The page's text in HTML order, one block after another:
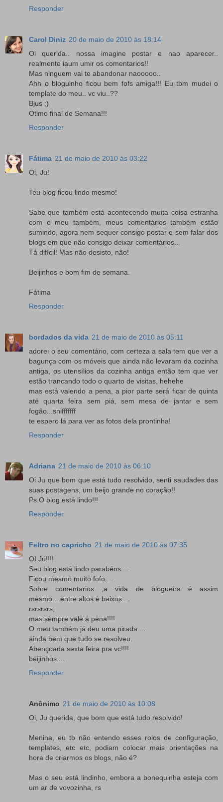
Responder
Carol Diniz 20 de maio de 2010 às 18:14
Oi querida.. nossa imagine postar e nao aparecer..
realmente iaum umir os comentarios!!
Mas ninguem vai te abandonar naooooo..
Ahh o bloguinho ficou bem fofs amiga!!! Eu tbm mudei o
template do meu.. vc viu..??
Bjus ;)
Otimo final de Semana!!!
Responder
Fátima 21 de maio de 2010 às 03:22
Oi, Ju!
Teu blog ficou lindo mesmo!
Sabe que também está acontecendo muita coisa estranha
com o meu também, meus comentários também estão
sumindo, agora nem sequer consigo postar e sem falar dos
blogs em que não consigo deixar comentários...
Tá difícil! Mas não desisto, não!
Beijinhos e bom fim de semana.
Fátima
Responder
bordados da vida 21 de maio de 2010 às 05:11
adorei o seu comentário, com certeza a sala tem que ver a
bagunça com os móveis que ainda não levaram da cozinha
antiga, os utensílios da cozinha antiga então tem que ver
estão trancando todo o quarto de visitas, hehehe
mas está valendo a pena, a pior parte será ficar de quinta
até quarta feira sem piá, sem mesa de jantar e sem
fogão...snifffffff
te espero lá para ver as fotos dela prontinha!
Responder
Adriana 21 de maio de 2010 às 06:10
Oi Ju que bom que está tudo resolvido, senti saudades das
suas postagens, um beijo grande no coração!!
Ps.O blog está lindo!!!
Responder
Feltro no capricho 21 de maio de 2010 às 07:35
OI Jú!!!!
Seu blog está lindo parabéns....
Ficou mesmo muito fofo....
Sobre comentarios ,a vida de blogueira é assim
mesmo....entre altos e baixos....
rsrsrsrs,
mas sempre vale a pena!!!!
O meu também já deu uma pirada....
ainda bem que tudo se resolveu.
Abençoada sexta feira pra vc!!!!
beijinhos....
Responder
Anônimo 21 de maio de 2010 às 10:08
Oi, Ju querida, que bom que está tudo resolvido!
Menina, eu tb não entendo esses rolos de configuração,
templates, etc etc, podiam colocar mais orientações na
hora de criarmos os blogs, não é?
Mas o seu está lindinho, embora a bonequinha esteja com
um ar de vovozinha, rs